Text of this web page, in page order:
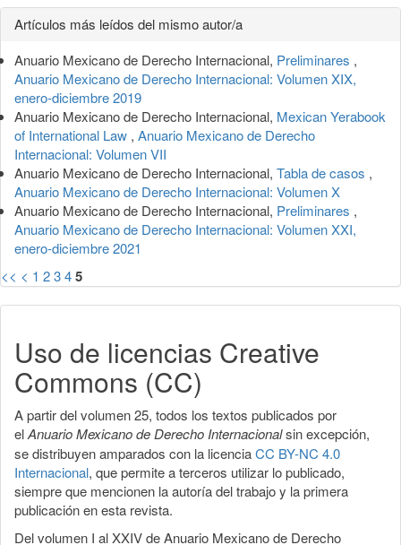
Detalles
del
artículo
Artículos más leídos del mismo autor/a
Anuario Mexicano de Derecho Internacional, Preliminares ,
Anuario Mexicano de Derecho Internacional: Volumen XIX,
enero-diciembre 2019
Anuario Mexicano de Derecho Internacional, Mexican Yerabook
of International Law , Anuario Mexicano de Derecho
Internacional: Volumen VII
Anuario Mexicano de Derecho Internacional, Tabla de casos ,
Anuario Mexicano de Derecho Internacional: Volumen X
Anuario Mexicano de Derecho Internacional, Preliminares ,
Anuario Mexicano de Derecho Internacional: Volumen XXI,
enero-diciembre 2021
<< < 1 2345
Uso de licencias Creative
Commons (CC)
A partir del volumen 25, todos los textos publicados por
elAnuario Mexicano de Derecho Internacionalsin excepción,
se distribuyen amparados con la licenciaCC BY-NC 4.0
Internacional, que permite a terceros utilizar lo publicado,
siempre que mencionen la autoría del trabajo y la primera
publicación en esta revista.
Del volumen I al XXIV de Anuario Mexicano de Derecho